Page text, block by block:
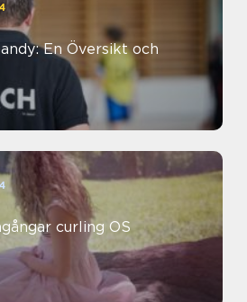
En Översikt och
curling OS